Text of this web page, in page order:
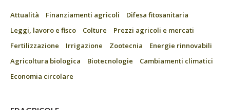
Attualità Finanziamenti agricoli
Difesa fitosanitaria
Leggi, lavoro e fisco
Colture
Prezzi agricoli e mercati
Fertilizzazione
Irrigazione Zootecnia
Energie rinnovabili
Agricoltura biologica
Biotecnologie
Cambiamenti climatici
Economia circolare